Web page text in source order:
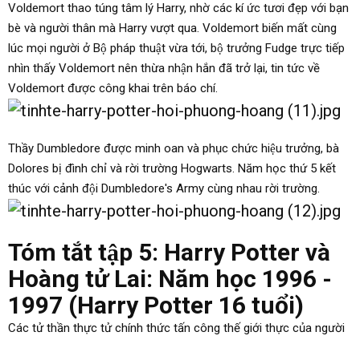
Voldemort thao túng tâm lý Harry, nhờ các kí ức tươi đẹp với bạn
bè và người thân mà Harry vượt qua. Voldemort biến mất cùng
lúc mọi người ở Bộ pháp thuật vừa tới, bộ trưởng Fudge trực tiếp
nhìn thấy Voldemort nên thừa nhận hắn đã trở lại, tin tức về
Voldemort được công khai trên báo chí.
Thầy Dumbledore được minh oan và phục chức hiệu trưởng, bà
Dolores bị đình chỉ và rời trường Hogwarts. Năm học thứ 5 kết
thúc với cảnh đội Dumbledore's Army cùng nhau rời trường.
Tóm tắt tập 5: Harry Potter và
Hoàng tử Lai: Năm học 1996 -
1997 (Harry Potter 16 tuổi)
Các tử thần thực tử chính thức tấn công thế giới thực của người